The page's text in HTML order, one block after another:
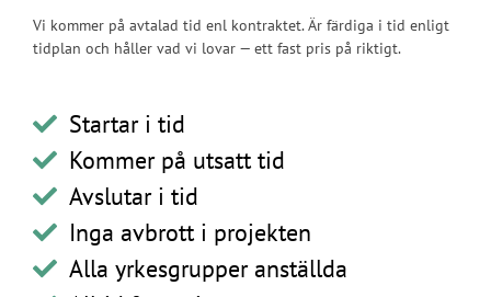
Vi kommer på avtalad tid enl kontraktet. Är färdiga i tid enligt
tidplan och håller vad vi lovar — ett fast pris på riktigt.
Startar i tid
Kommer på utsatt tid
Avslutar i tid
Inga avbrott i projekten
Alla yrkesgrupper anställda